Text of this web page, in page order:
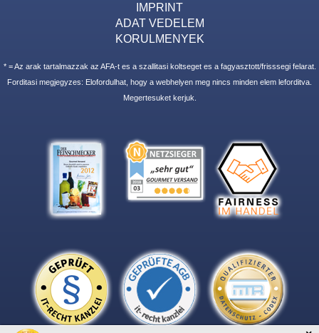
IMPRINT
ADAT VEDELEM
KORULMENYEK
* = Az arak tartalmazzak az AFA-t es a szallitasi koltseget es a fagyasztott/frisssegi felarat.
Forditasi megjegyzes: Elofordulhat, hogy a webhelyen meg nincs minden elem leforditva.
Megertesuket kerjuk.